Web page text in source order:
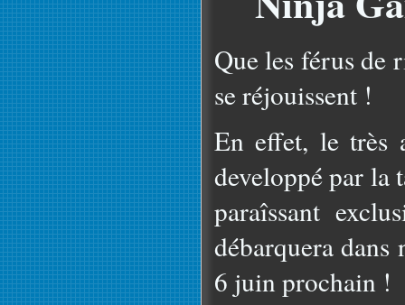
Que les férus de
se réjouissent !
En effet, le très
developpé par la
paraîssant
débarquera dans
6 juin prochain !